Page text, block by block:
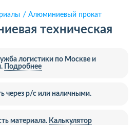
Алюминиевый прокат
техническая
логистики по Москве и
Подробнее
через р/с или наличными.
материала. Калькулятор